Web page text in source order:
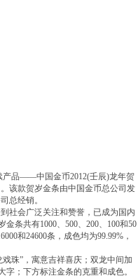
品——中国金币2012(壬辰)龙年贺
该款贺岁金条由中国金币总公司发
总经销。
会广泛关注和赞誉，已成为国内
条共有1000、500、200、100和50
和24600条，成色均为99.99%，
珠”，寓意吉祥喜庆；双龙中间加
字；下方标注金条的克重和成色。